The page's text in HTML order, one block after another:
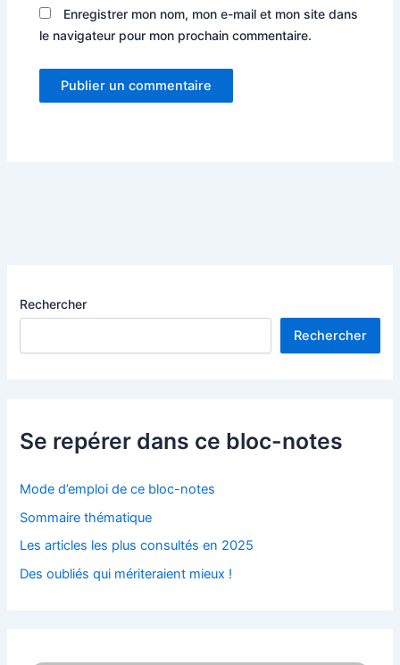
Enregistrer mon nom, mon e-mail et mon site dans
le navigateur pour mon prochain commentaire.
Rechercher
Rechercher
Se repérer dans ce bloc-notes
Mode d’emploi de ce bloc-notes
Sommaire thématique
Les articles les plus consultés en 2025
Des oubliés qui mériteraient mieux !